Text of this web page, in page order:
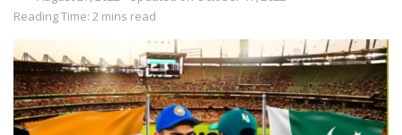
Reading Time: 2 mins read